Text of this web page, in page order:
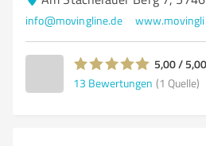
info@movingline.de
5,00 / 5,00
13 Bewertungen (1 Quelle)